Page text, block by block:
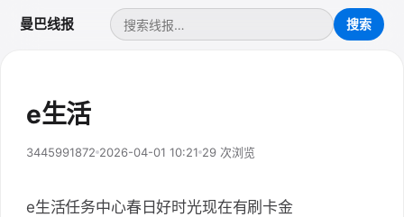
曼巴线报
e生活
3445991872 2026-04-01 10:21 29 次浏览
e生活任务中心春日好时光现在有刷卡金